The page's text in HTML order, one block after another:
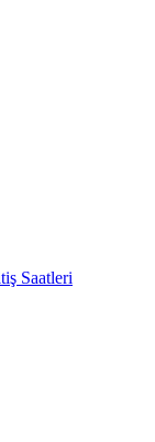
Saatleri